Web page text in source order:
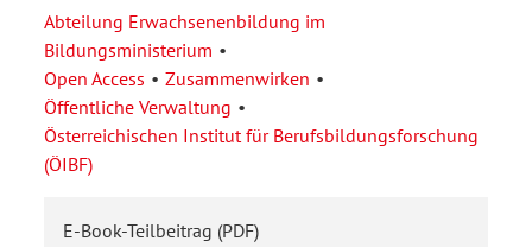
Abteilung Erwachsenenbildung im
Bildungsministerium
Open Access
Zusammenwirken
Öffentliche Verwaltung
Österreichischen Institut für Berufsbildungsforschung
(ÖIBF)
E-Book-Teilbeitrag (PDF)